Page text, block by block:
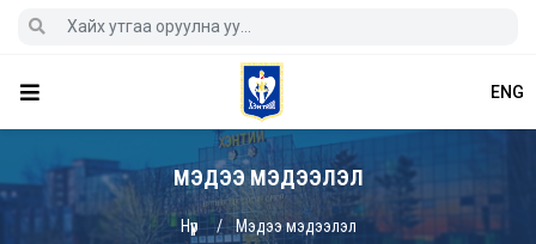
ENG
МЭДЭЭ МЭДЭЭЛЭЛ
Нүүр Мэдээ мэдээлэл